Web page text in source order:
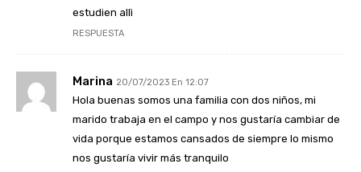
estudien allì
RESPUESTA
Marina 20/07/2023 En 12:07
Hola buenas somos una familia con dos niños, mi
marido trabaja en el campo y nos gustaría cambiar de
vida porque estamos cansados de siempre lo mismo
nos gustaría vivir más tranquilo